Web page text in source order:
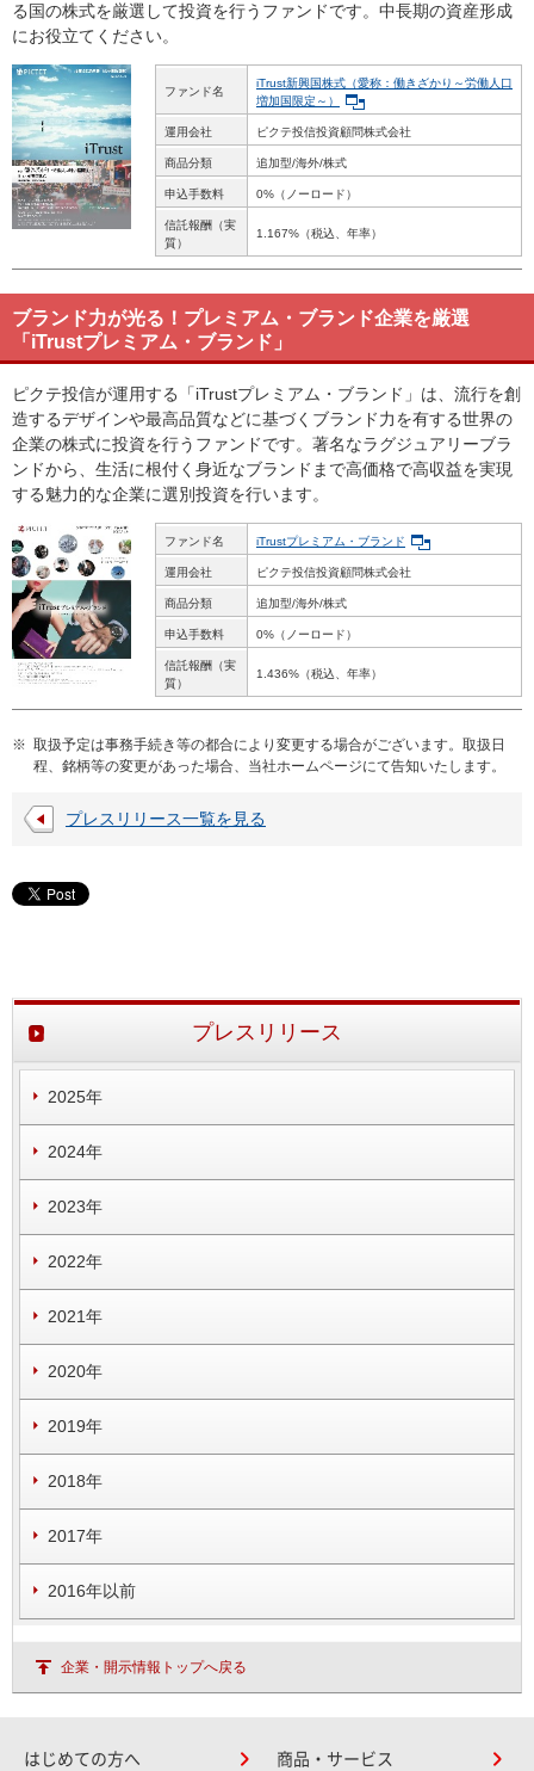
る国の株式を厳選して投資を行うファンドです。中長期の資産形成
にお役立てください。
ファンド名
iTrust新興国株式（愛称：働きざかり～労働人口
増加国限定～）
運用会社 ピクテ投信投資顧問株式会社
商品分類 追加型/海外/株式
申込手数料 0%（ノーロード）
信託報酬（実
質）
1.167%（税込、年率）
ブランド力が光る！プレミアム・ブランド企業を厳選
「iTrustプレミアム・ブランド」
ピクテ投信が運用する「iTrustプレミアム・ブランド」は、流行を創
造するデザインや最高品質などに基づくブランド力を有する世界の
企業の株式に投資を行うファンドです。著名なラグジュアリーブラ
ンドから、生活に根付く身近なブランドまで高価格で高収益を実現
する魅力的な企業に選別投資を行います。
ファンド名 iTrustプレミアム・ブランド
運用会社 ピクテ投信投資顧問株式会社
商品分類 追加型/海外/株式
申込手数料 0%（ノーロード）
信託報酬（実
質）
1.436%（税込、年率）
※ 取扱予定は事務手続き等の都合により変更する場合がございます。取扱日
程、銘柄等の変更があった場合、当社ホームページにて告知いたします。
プレスリリース一覧を見る
プレスリリース
2025年
2024年
2023年
2022年
2021年
2020年
2019年
2018年
2017年
2016年以前
企業・開示情報トップへ戻る
はじめての方へ 商品・サービス